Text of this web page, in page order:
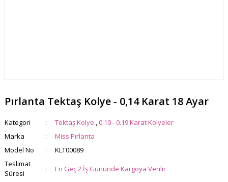
Pırlanta Tektaş Kolye - 0,14 Karat 18 Ayar
Kategori Tektaş Kolye ,0.10 - 0.19 Karat Kolyeler
Marka
Miss Pırlanta
Model No
KLT00089
Teslimat
Süresi
En Geç 2 İş Gününde Kargoya Verilir